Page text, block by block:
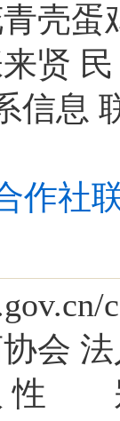
壳
贤
信息
作社
协会
别